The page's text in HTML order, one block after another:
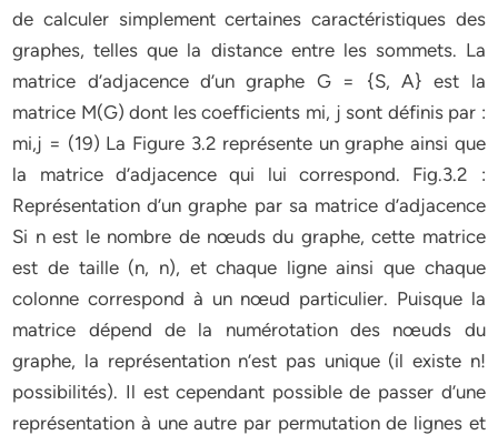
de calculer simplement certaines caractéristiques des
graphes, telles que la distance entre les sommets. La
matrice d’adjacence d’un graphe G = {S, A} est la
matrice M(G) dont les coefficients mi, j sont définis par :
mi,j = (19) La Figure 3.2 représente un graphe ainsi que
la matrice d’adjacence qui lui correspond. Fig.3.2 :
Représentation d’un graphe par sa matrice d’adjacence
Si n est le nombre de nœuds du graphe, cette matrice
est de taille (n, n), et chaque ligne ainsi que chaque
colonne correspond à un nœud particulier. Puisque la
matrice dépend de la numérotation des nœuds du
graphe, la représentation n’est pas unique (il existe n!
possibilités). Il est cependant possible de passer d’une
représentation à une autre par permutation de lignes et